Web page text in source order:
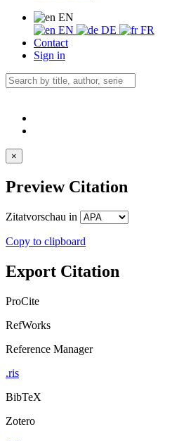
EN
EN
DE
FR
Contact
Sign in
×
Preview Citation
Zitatvorschau in
Copy to clipboard
Export Citation
ProCite
RefWorks
Reference Manager
.ris
BibTeX
Zotero